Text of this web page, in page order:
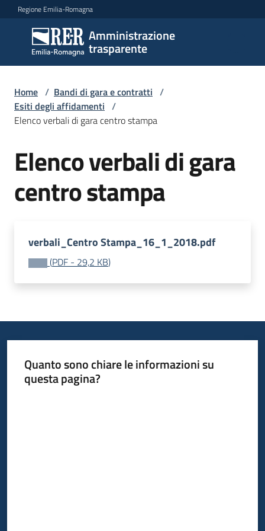
Vai al contenuto
Vai alla navigazione
Vai al footer
Regione Emilia-Romagna
Amministrazione
trasparente
Amministrazione
trasparente
Sottosezioni
Accesso
Home / Bandi di gara e contratti /
Esiti degli affidamenti /
Elenco verbali di gara centro stampa
Elenco verbali di gara
centro stampa
verbali_Centro Stampa_16_1_2018.pdf
(PDF - 29,2 KB)
Quanto sono chiare le informazioni su
questa pagina?